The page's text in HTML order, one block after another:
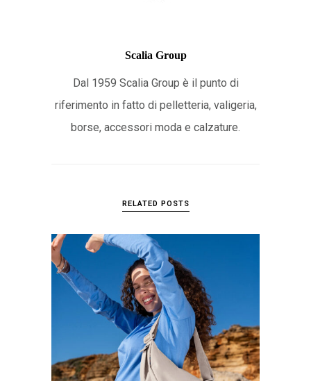
Scalia Group
Dal 1959 Scalia Group è il punto di
riferimento in fatto di pelletteria, valigeria,
borse, accessori moda e calzature.
RELATED POSTS